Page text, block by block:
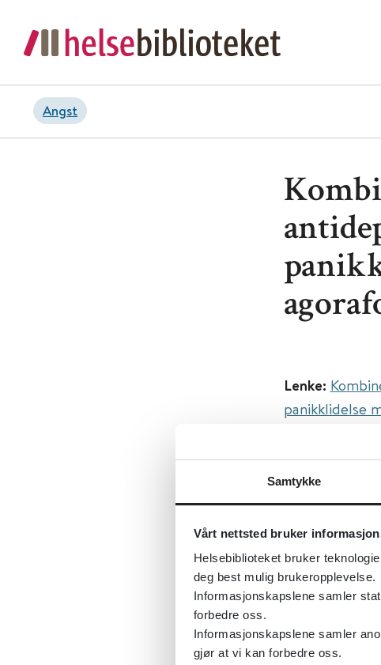
Samtykke
Vårt nettsted bruker
Helsebiblioteket bruker
deg best mulig brukeropplevelse.
Informasjonskapslene samler
forbedre oss.
Informasjonskapslene samler
gjør at vi kan forbedre oss.
Angst
Lenke:
panikklidelse
agoraphobia
Først publisert:
Tema:Angst
Emner:
Utgiver:
Språk:Engelsk